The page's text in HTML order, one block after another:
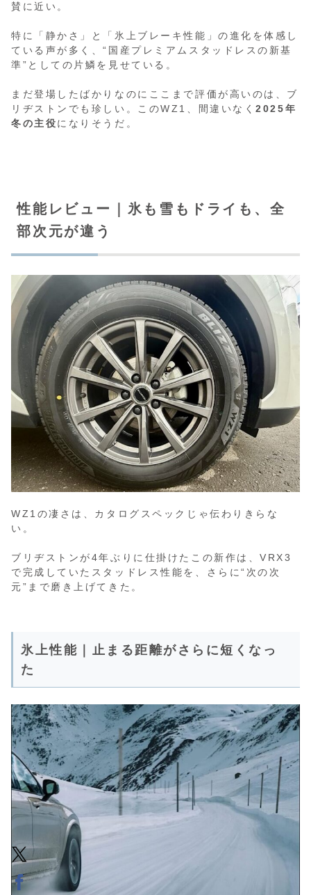
賛に近い。
特に「静かさ」と「氷上ブレーキ性能」の進化を体感し
ている声が多く、“国産プレミアムスタッドレスの新基
準”としての片鱗を見せている。
まだ登場したばかりなのにここまで評価が高いのは、ブ
リヂストンでも珍しい。このWZ1、間違いなく2025年
冬の主役になりそうだ。
性能レビュー｜氷も雪もドライも、全
部次元が違う
WZ1の凄さは、カタログスペックじゃ伝わりきらな
い。
ブリヂストンが4年ぶりに仕掛けたこの新作は、VRX3
で完成していたスタッドレス性能を、さらに“次の次
元”まで磨き上げてきた。
氷上性能｜止まる距離がさらに短くなっ
た